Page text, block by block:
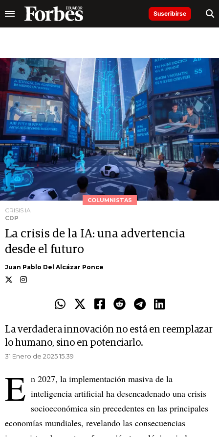
Suscribirse
COLUMNISTAS
CRISIS IA
CDP
La crisis de la IA: una advertencia
desde el futuro
Juan Pablo Del Alcázar Ponce
La verdadera innovación no está en reemplazar
lo humano, sino en potenciarlo.
31 Enero de 2025 15.39
E n 2027, la implementación masiva de la
inteligencia artificial ha desencadenado una crisis
socioeconómica sin precedentes en las principales
economías mundiales, revelando las consecuencias